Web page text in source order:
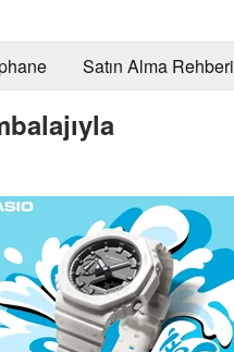
Satın Alma Rehberi